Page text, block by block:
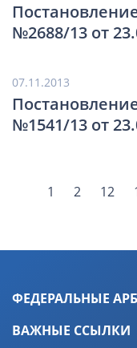
№2688/13 от
07.11.2013
№1541/13 от
1 2 12
ФЕДЕРАЛЬНЫЕ
ВАЖНЫЕ ССЫЛКИ